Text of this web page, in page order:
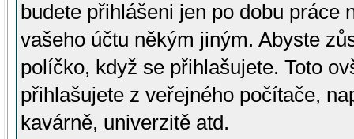
budete přihlášeni jen po dobu práce
vašeho účtu někým jiným. Abyste
políčko, když se přihlašujete. Toto
přihlašujete z veřejného počítače,
kavárně, univerzitě atd.